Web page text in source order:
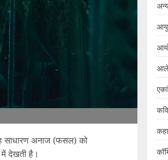
साधारण अनाज (फसल) को
देखती है।